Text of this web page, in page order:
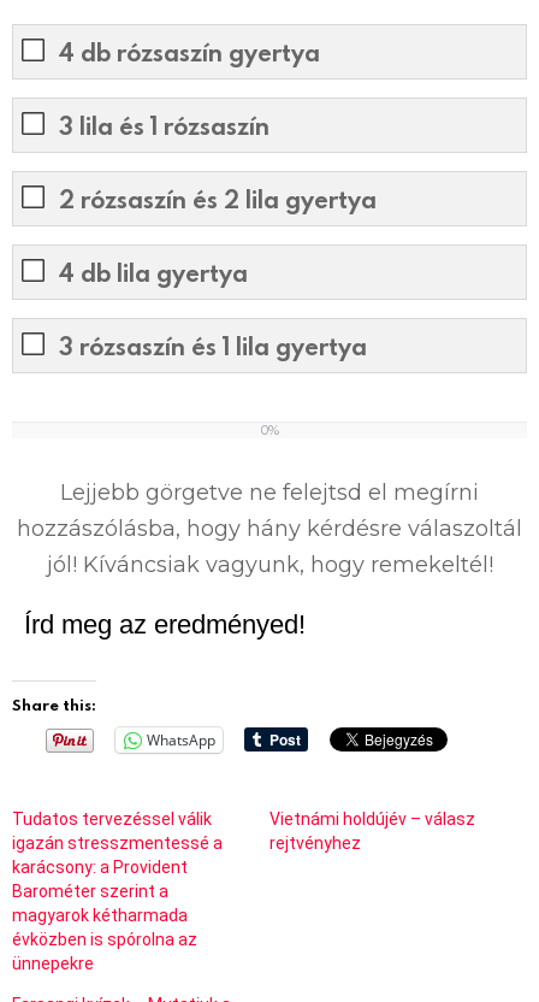
4 db rózsaszín gyertya
3 lila és 1 rózsaszín
2 rózsaszín és 2 lila gyertya
4 db lila gyertya
3 rózsaszín és 1 lila gyertya
0%
Lejjebb görgetve ne felejtsd el megírni
hozzászólásba, hogy hány kérdésre válaszoltál
jól! Kíváncsiak vagyunk, hogy remekeltél!
Írd meg az eredményed!
Share this:
WhatsApp
Tudatos tervezéssel válik
igazán stresszmentessé a
karácsony: a Provident
Barométer szerint a
magyarok kétharmada
évközben is spórolna az
ünnepekre
Vietnámi holdújév – válasz
rejtvényhez